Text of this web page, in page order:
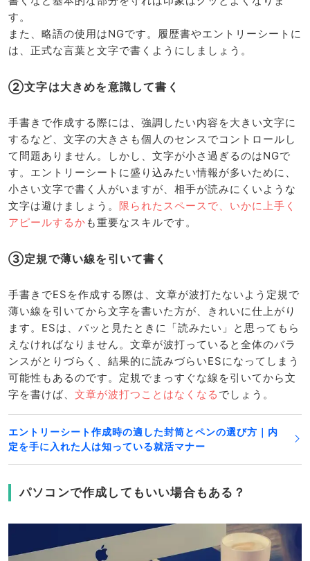
す。
また、略語の使用はNGです。履歴書やエントリーシートに
は、正式な言葉と文字で書くようにしましょう。
②文字は大きめを意識して書く
手書きで作成する際には、強調したい内容を大きい文字に
するなど、文字の大きさも個人のセンスでコントロールし
て問題ありません。しかし、文字が小さ過ぎるのはNGで
す。エントリーシートに盛り込みたい情報が多いために、
小さい文字で書く人がいますが、相手が読みにくいような
文字は避けましょう。 限られたスペースで、いかに上手く
アピールするか も重要なスキルです。
③定規で薄い線を引いて書く
手書きでESを作成する際は、文章が波打たないよう定規で
薄い線を引いてから文字を書いた方が、きれいに仕上がり
ます。ESは、パッと見たときに「読みたい」と思ってもら
えなければなりません。文章が波打っていると全体のバラ
ンスがとりづらく、結果的に読みづらいESになってしまう
可能性もあるのです。定規でまっすぐな線を引いてから文
字を書けば、 文章が波打つことはなくなる でしょう。
エントリーシート作成時の適した封筒とペンの選び方｜内
定を手に入れた人は知っている就活マナー
パソコンで作成してもいい場合もある？